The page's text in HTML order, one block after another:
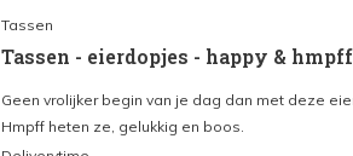
Tassen
Tassen - eierdopjes - happy & hmpff
Geen vrolijker begin van je dag dan met deze
Hmpff heten ze, gelukkig en boos.